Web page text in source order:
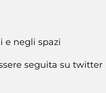
e negli spazi
seguita su twitter